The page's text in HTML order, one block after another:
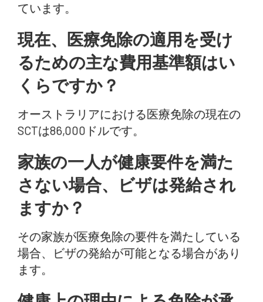
ています。
現在、医療免除の適用を受け
るための主な費用基準額はい
くらですか？
オーストラリアにおける医療免除の現在の
SCTは86,000ドルです。
家族の一人が健康要件を満た
さない場合、ビザは発給され
ますか？
その家族が医療免除の要件を満たしている
場合、ビザの発給が可能となる場合があり
ます。